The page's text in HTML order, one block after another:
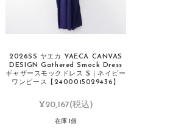
2026SS ヤエカ YAECA CANVAS
DESIGN Gathered Smock Dress
ギャザースモックドレス S｜ネイビー
ワンピース【2400015029436】
¥20,167(税込)
在庫 1個